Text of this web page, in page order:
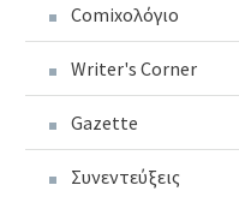
Comixoλόγιο
Writer's Corner
Gazette
Συνεντεύξεις